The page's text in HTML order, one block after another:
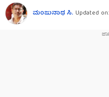
ಮಂಜುನಾಥ ಸಿ. Updated on: